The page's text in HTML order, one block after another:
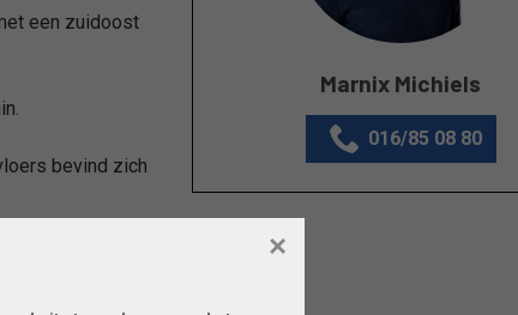
een zuidoost
bevind zich
met dubbel
Marnix Michiels
016/85 08 80
×